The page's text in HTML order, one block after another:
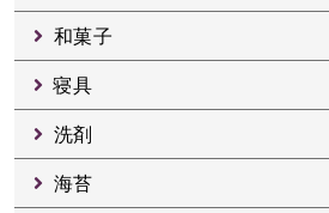
和菓子
寝具
洗剤
海苔